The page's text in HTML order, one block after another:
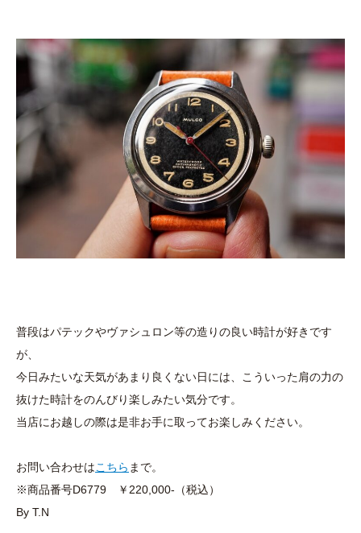
普段はパテックやヴァシュロン等の造りの良い時計が好きです
が、
今日みたいな天気があまり良くない日には、こういった肩の力の
抜けた時計をのんびり楽しみたい気分です。
当店にお越しの際は是非お手に取ってお楽しみください。
お問い合わせはこちら まで。
※商品番号D6779 ￥220,000-（税込）
By T.N